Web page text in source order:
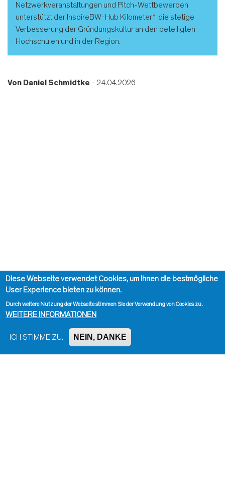
Netzwerkveranstaltungen und Pitch-Wettbewerben
unterstützt der InspireBW-Hub Kilometer1 die stetige
Verbesserung der Gründungskultur an den beteiligten
Hochschulen und in der Region.
Von Daniel Schmidtke - 24.04.2026
Diese Webseite verwendet Cookies, um Ihnen die bestmögliche
User Experience bieten zu können.
Durch weitere Nutzung der Webseite stimmen Sie der Verwendung von Cookies zu.
WEITERE INFORMATIONEN
ICH STIMME ZU. NEIN, DANKE